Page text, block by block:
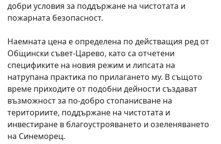
добри условия за поддържане на чистотата и
пожарната безопасност.
Наемната цена е определена по действащия ред от
Общински съвет-Царево, като са отчетени
спецификите на новия режим и липсата на
натрупана практика по прилагането му. В същото
време приходите от подобни дейности създават
възможност за по-добро стопанисване на
териториите, поддържане на чистотата и
инвестиране в благоустрояването и озеленяването
на Синеморец.